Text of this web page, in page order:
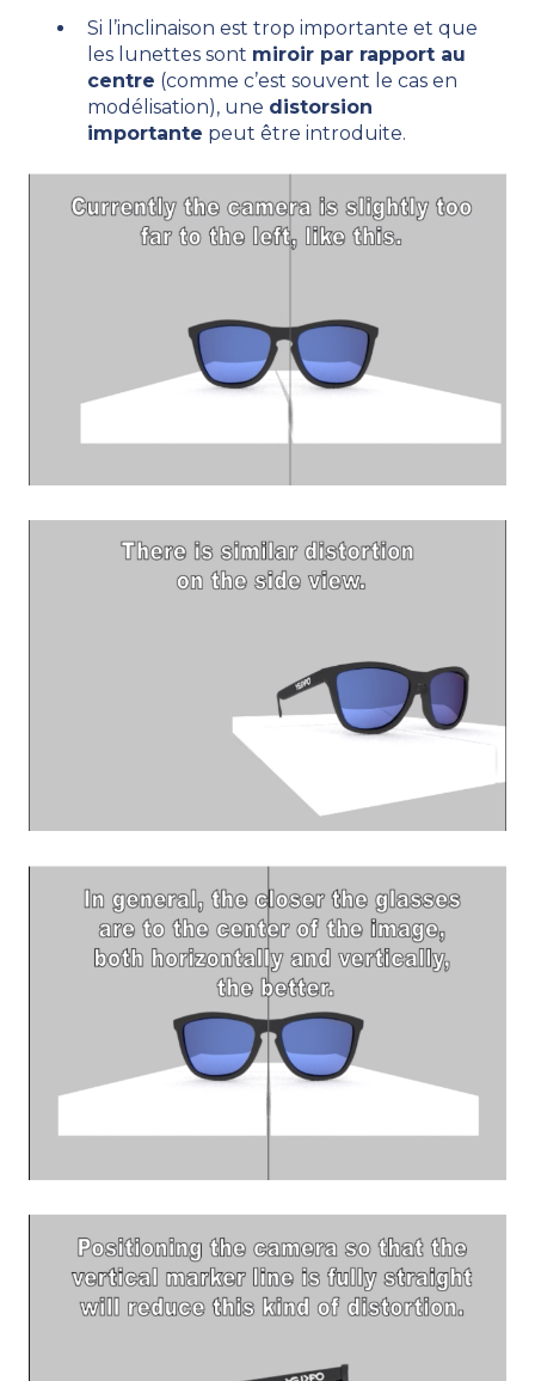
Si l’inclinaison est trop importante et que
les lunettes sont miroir par rapport au
centre (comme c’est souvent le cas en
modélisation), une distorsion
importante peut être introduite.